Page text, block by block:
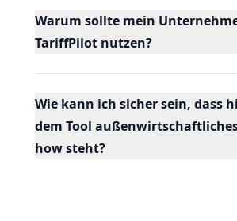
Warum sollte mein
TariffPilot nutzen?
Wie kann ich sicher sein, dass
dem Tool
how steht?